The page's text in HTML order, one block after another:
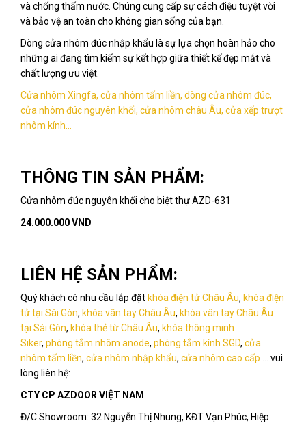
và chống thấm nước. Chúng cung cấp sự cách điệu tuyệt vời
và bảo vệ an toàn cho không gian sống của bạn.
Dòng cửa nhôm đúc nhập khẩu là sự lựa chọn hoàn hảo cho
những ai đang tìm kiếm sự kết hợp giữa thiết kế đẹp mắt và
chất lượng ưu việt.
Cửa nhôm Xingfa, cửa nhôm tấm liền, dòng cửa nhôm đúc,
cửa nhôm đúc nguyên khối, cửa nhôm châu Âu, cửa xếp trượt
nhôm kính...
THÔNG TIN SẢN PHẨM:
Cửa nhôm đúc nguyên khối cho biệt thự AZD-631
24.000.000 VND
LIÊN HỆ SẢN PHẨM:
Quý khách có nhu cầu lắp đặt khóa điện tử Châu Âu, khóa điện
tử tại Sài Gòn, khóa vân tay Châu Âu, khóa vân tay Châu Âu
tại Sài Gòn, khóa thẻ từ Châu Âu, khóa thông minh
Siker, phòng tắm nhôm anode, phòng tắm kính SGD, cửa
nhôm tấm liền, cửa nhôm nhập khẩu, cửa nhôm cao cấp ... vui
lòng liên hệ:
CTY CP AZDOOR VIỆT NAM
Đ/C Showroom: 32 Nguyễn Thị Nhung, KĐT Vạn Phúc, Hiệp